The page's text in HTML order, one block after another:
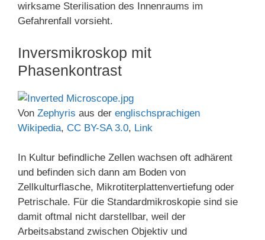
wirksame Sterilisation des Innenraums im
Gefahrenfall vorsieht.
Inversmikroskop mit
Phasenkontrast
Von Zephyris aus der englischsprachigen
Wikipedia, CC BY-SA 3.0, Link
In Kultur befindliche Zellen wachsen oft adhärent
und befinden sich dann am Boden von
Zellkulturflasche, Mikrotiterplattenvertiefung oder
Petrischale. Für die Standardmikroskopie sind sie
damit oftmal nicht darstellbar, weil der
Arbeitsabstand zwischen Objektiv und